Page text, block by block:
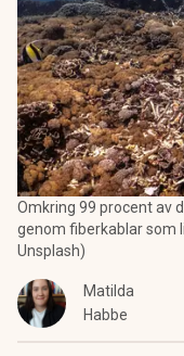
Omkring 99 procent av
genom fiberkablar som
Unsplash)
Matilda
Habbe